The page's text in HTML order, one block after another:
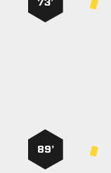
73’
89’